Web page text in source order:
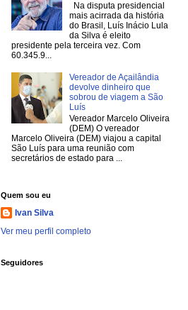
Na disputa presidencial
mais acirrada da história
do Brasil, Luís Inácio Lula
da Silva é eleito
presidente pela terceira vez. Com
60.345.9...
Vereador de Açailândia
devolve dinheiro que
sobrou de viagem a São
Luís
Vereador Marcelo Oliveira
(DEM) O vereador
Marcelo Oliveira (DEM) viajou a capital
São Luís para uma reunião com
secretários de estado para ...
Quem sou eu
Ivan Silva
Ver meu perfil completo
Seguidores